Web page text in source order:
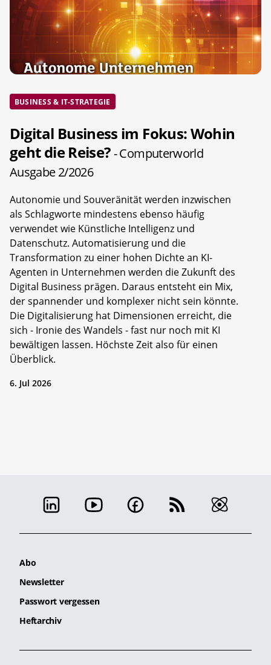
BUSINESS & IT-STRATEGIE
Digital Business im Fokus: Wohin
geht die Reise?- Computerworld
Ausgabe 2/2026
Autonomie und Souveränität werden inzwischen
als Schlagworte mindestens ebenso häufig
verwendet wie Künstliche Intelligenz und
Datenschutz. Automatisierung und die
Transformation zu einer hohen Dichte an KI-
Agenten in Unternehmen werden die Zukunft des
Digital Business prägen. Daraus entsteht ein Mix,
der spannender und komplexer nicht sein könnte.
Die Digitalisierung hat Dimensionen erreicht, die
sich - Ironie des Wandels - fast nur noch mit KI
bewältigen lassen. Höchste Zeit also für einen
Überblick.
6. Jul 2026
Abo
Newsletter
Passwort vergessen
Heftarchiv